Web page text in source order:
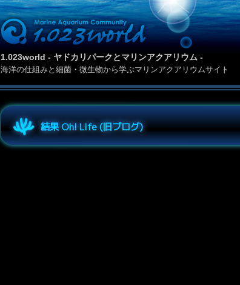
1.023world - ヤドカリパークとマリンアクアリウム -
海洋の仕組みと細菌・微生物から学ぶマリンアクアリウムサイト
結果 Oh! Life (旧ブログ)